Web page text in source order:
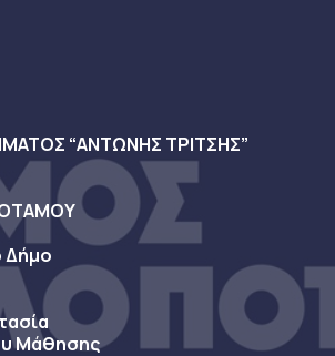
“ΑΝΤΩΝΗΣ ΤΡΙΤΣΗΣ”
Δήμο
Μάθησης